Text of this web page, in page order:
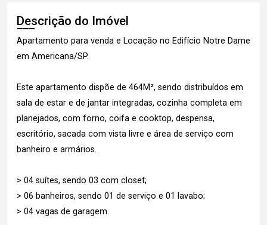
Descrição do Imóvel
Apartamento para venda e Locação no Edifício Notre Dame
em Americana/SP.
Este apartamento dispõe de 464M², sendo distribuídos em
sala de estar e de jantar integradas, cozinha completa em
planejados, com forno, coifa e cooktop, despensa,
escritório, sacada com vista livre e área de serviço com
banheiro e armários.
> 04 suítes, sendo 03 com closet;
> 06 banheiros, sendo 01 de serviço e 01 lavabo;
> 04 vagas de garagem.